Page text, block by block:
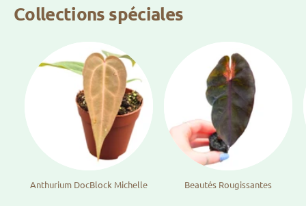
Collections spéciales
Anthurium DocBlock Michelle Beautés Rougissantes